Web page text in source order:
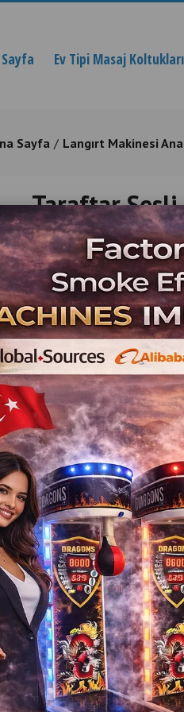
Ev Tipi Masaj Koltukları
Sayfa Langırt Makinesi
Taraftar Sesli
En Ucuz Taraftar
Ürün
12